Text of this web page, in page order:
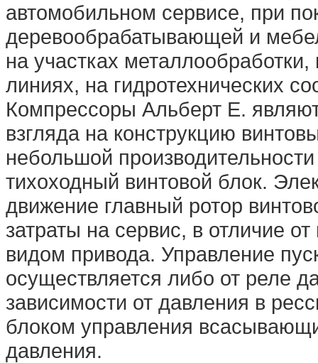
автомобильном сервисе, при
деревообрабатывающей и
на участках
линиях, на гидротехнических
Компрессоры Альберт E.
взгляда на конструкцию
небольшой
тихоходный винтовой блок.
движение главный ротор
затраты на сервис, в отличие
видом привода. Управление
осуществляется либо от реле
зависимости от давления в
блоком управления
давления.